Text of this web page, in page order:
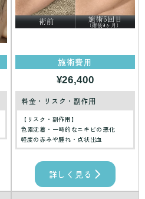
施術費用
¥26,400
料金・リスク・副作用
【リスク・副作用】
色素沈着・一時的なニキビの悪化
軽度の赤みや腫れ・点状出血
詳しく見る